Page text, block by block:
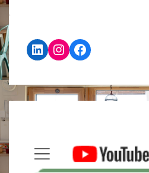
LinkedIn
Instagram
Facebook